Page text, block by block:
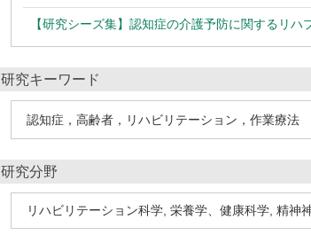
【研究シーズ集】認知症の介護予防に関するリハ
研究キーワード
認知症，高齢者，リハビリテーション，作業療法
研究分野
リハビリテーション科学 栄養学、健康科学 精神